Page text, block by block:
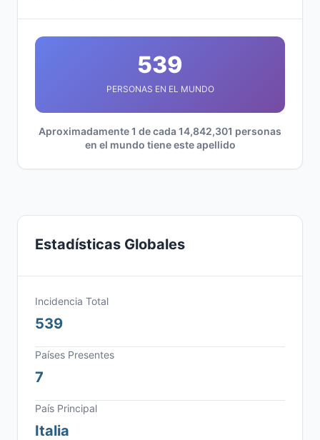
539
PERSONAS EN EL MUNDO
Aproximadamente 1 de cada 14,842,301 personas
en el mundo tiene este apellido
Estadísticas Globales
Incidencia Total
539
Países Presentes
7
País Principal
Italia